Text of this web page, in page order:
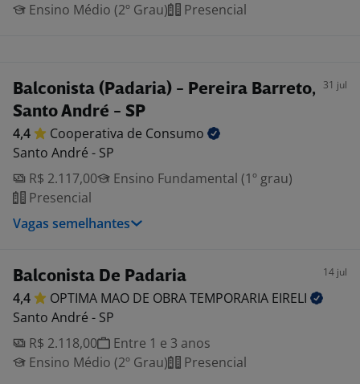
Ensino Médio (2º Grau)
Presencial
Balconista (Padaria) - Pereira Barreto,
Santo André - SP
31 jul
4,4 Cooperativa de Consumo
Santo André - SP
R$ 2.117,00
Ensino Fundamental (1º grau)
Presencial
Vagas semelhantes
Balconista De Padaria 14 jul
4,4 OPTIMA MAO DE OBRA TEMPORARIA EIRELI
Santo André - SP
R$ 2.118,00
Entre 1 e 3 anos
Ensino Médio (2º Grau)
Presencial